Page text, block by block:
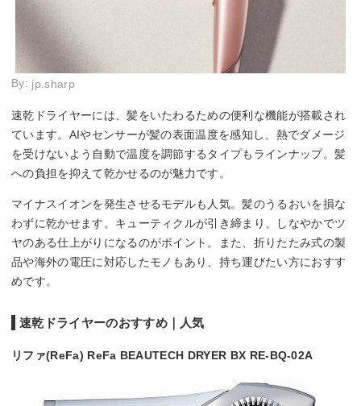
By: jp.sharp
速乾ドライヤーには、髪をいたわるための便利な機能が搭載され
ています。AIやセンサーが髪の表面温度を感知し、熱でダメージ
を受けないよう自動で温度を調節するタイプもラインナップ。髪
への負担を抑えて乾かせるのが魅力です。
マイナスイオンを発生させるモデルも人気。髪のうるおいを損な
わずに乾かせます。キューティクルが引き締まり、しなやかでツ
ヤのある仕上がりになるのがポイント。また、折りたたみ式の製
品や海外の電圧に対応したモノもあり、持ち運びたい方におすす
めです。
速乾ドライヤーのおすすめ｜人気
リファ(ReFa) ReFa BEAUTECH DRYER BX RE-BQ-02A